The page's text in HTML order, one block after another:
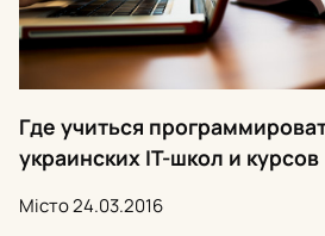
Где учиться
украинских IT-школ и курсов
Місто24.03.2016